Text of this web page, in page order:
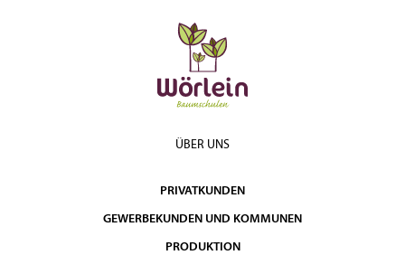
ÜBER UNS
PRIVATKUNDEN
GEWERBEKUNDEN UND KOMMUNEN
PRODUKTION